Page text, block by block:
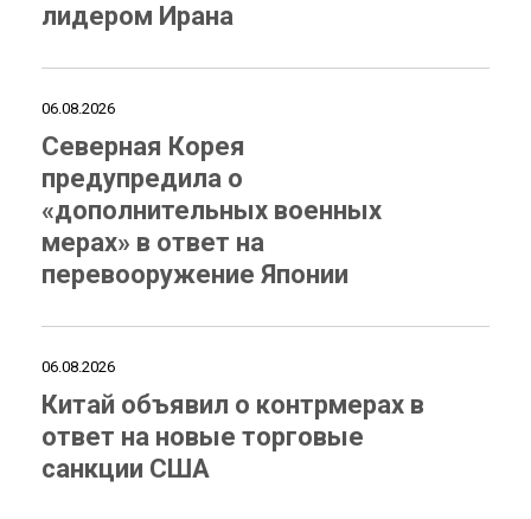
лидером Ирана
06.08.2026
Северная Корея
предупредила о
«дополнительных военных
мерах» в ответ на
перевооружение Японии
06.08.2026
Китай объявил о контрмерах в
ответ на новые торговые
санкции США